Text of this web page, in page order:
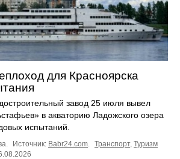
для Красноярска
завод 25 июля вывел
в акваторию Ладожского озера
испытаний.
Источник: Babr24.com Транспорт, Туризм